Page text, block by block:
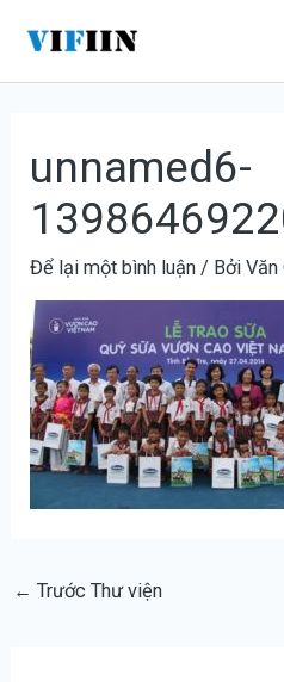
nội
unnamed6-
Để lại một bình luận / BởiVăn
hướng
bài
← Trước Thư viện